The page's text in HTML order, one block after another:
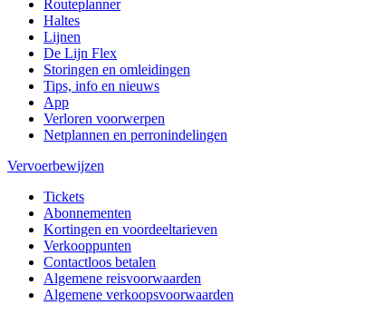
Routeplanner
Haltes
Lijnen
De Lijn Flex
Storingen en omleidingen
Tips, info en nieuws
App
Verloren voorwerpen
Netplannen en perronindelingen
Vervoerbewijzen
Tickets
Abonnementen
Kortingen en voordeeltarieven
Verkooppunten
Contactloos betalen
Algemene reisvoorwaarden
Algemene verkoopsvoorwaarden